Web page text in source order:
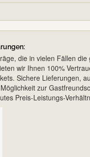
die in vielen Fällen
wir Ihnen 100%
Sichere Lieferungen,
zur
Preis-Leistungs-